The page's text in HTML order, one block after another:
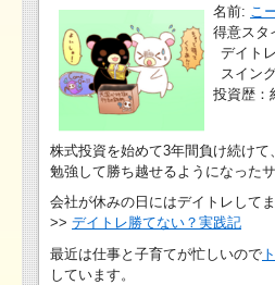
名前: こ
得意スタ
デイトレ
スイン
投資歴：
株式投資を始めて3年間負け続けて
勉強して勝ち越せるようになった
会社が休みの日にはデイトレしてま
>> デイトレ勝てない？実践記
最近は仕事と子育てが忙しいので
しています。